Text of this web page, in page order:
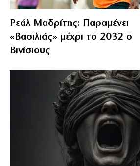
Ρεάλ Μαδρίτης: Παραμένει
«Βασιλιάς» μέχρι το 2032 ο
Βινίσιους